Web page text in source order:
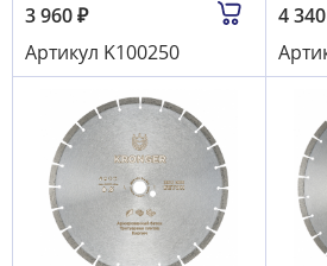
3 960₽
Артикул K100250
4 340